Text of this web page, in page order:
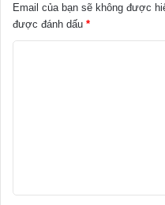
Email của bạn sẽ không được
được đánh dấu *
ậ